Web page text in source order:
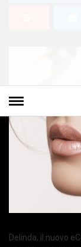
Delinda, il nuovo